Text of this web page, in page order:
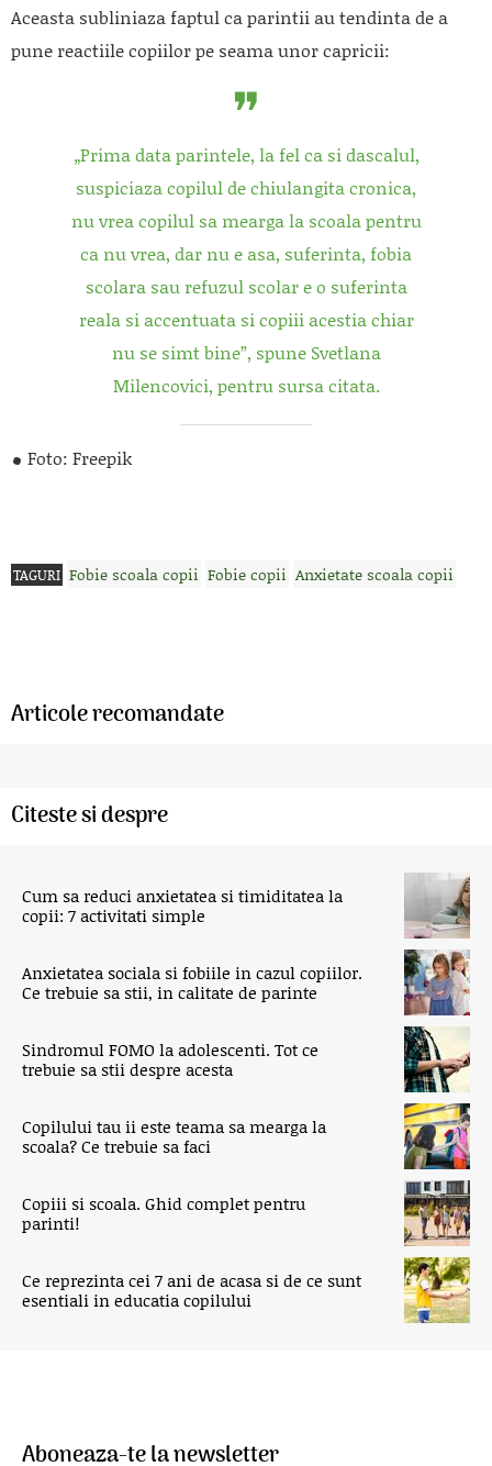
Aceasta subliniaza faptul ca parintii au tendinta de a
pune reactiile copiilor pe seama unor capricii:
„Prima data parintele, la fel ca si dascalul,
suspiciaza copilul de chiulangita cronica,
nu vrea copilul sa mearga la scoala pentru
ca nu vrea, dar nu e asa, suferinta, fobia
scolara sau refuzul scolar e o suferinta
reala si accentuata si copiii acestia chiar
nu se simt bine”, spune Svetlana
Milencovici, pentru sursa citata.
Foto: Freepik
TAGURI Fobie scoala copii Fobie copii Anxietate scoala copii
Articole recomandate
Citeste si despre
Cum sa reduci anxietatea si timiditatea la
copii: 7 activitati simple
Anxietatea sociala si fobiile in cazul copiilor.
Ce trebuie sa stii, in calitate de parinte
Sindromul FOMO la adolescenti. Tot ce
trebuie sa stii despre acesta
Copilului tau ii este teama sa mearga la
scoala? Ce trebuie sa faci
Copiii si scoala. Ghid complet pentru
parinti!
Ce reprezinta cei 7 ani de acasa si de ce sunt
esentiali in educatia copilului
Aboneaza-te la newsletter